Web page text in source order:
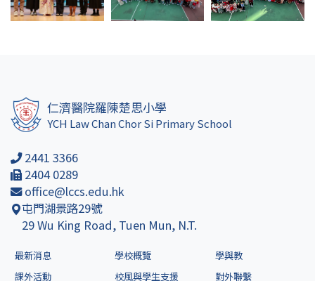
仁濟醫院羅陳楚思小學
YCH Law Chan Chor Si Primary School
2441 3366
2404 0289
office@lccs.edu.hk
屯門湖景路29號
29 Wu King Road, Tuen Mun, N.T.
最新消息 學校概覽
學與教
課外活動
校風與學生支援 對外聯繫